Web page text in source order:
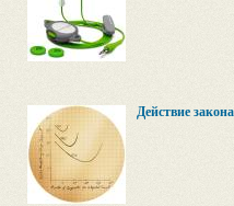
Действие